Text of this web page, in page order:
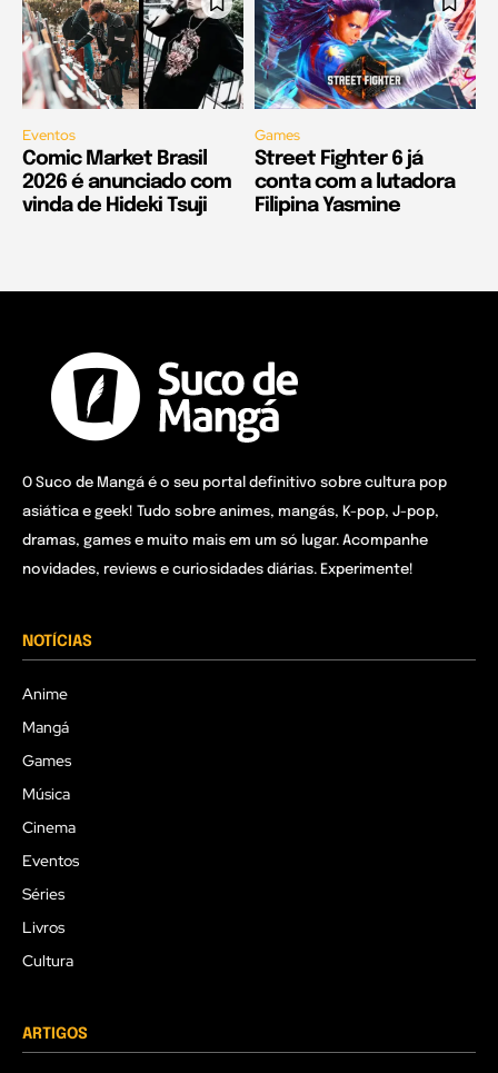
Eventos
Comic Market Brasil
2026 é anunciado com
vinda de Hideki Tsuji
Games
Street Fighter 6 já
conta com a lutadora
Filipina Yasmine
O Suco de Mangá é o seu portal definitivo sobre cultura pop
asiática e geek! Tudo sobre animes, mangás, K-pop, J-pop,
dramas, games e muito mais em um só lugar. Acompanhe
novidades, reviews e curiosidades diárias. Experimente!
NOTÍCIAS
Anime
Mangá
Games
Música
Cinema
Eventos
Séries
Livros
Cultura
ARTIGOS